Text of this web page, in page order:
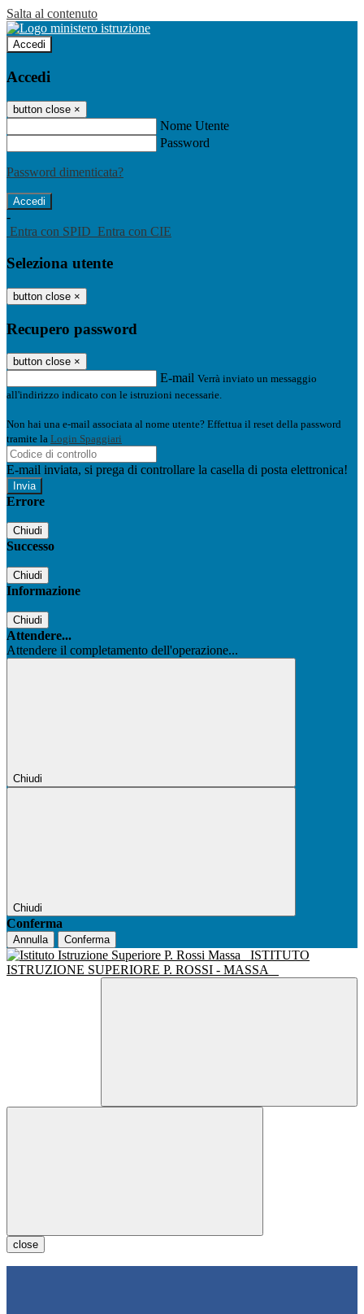
Salta al contenuto
Accedi
Accedi
button close ×
Nome Utente
Password
Password dimenticata?
-
Entra con SPID Entra con CIE
Seleziona utente
button close ×
Recupero password
button close ×
E-mail Verrà inviato un messaggio
all'indirizzo indicato con le istruzioni necessarie.
Non hai una e-mail associata al nome utente? Effettua il reset della password
tramite la Login Spaggiari
E-mail inviata, si prega di controllare la casella di posta elettronica!
Errore
Chiudi
Successo
Chiudi
Informazione
Chiudi
Attendere...
Attendere il completamento dell'operazione...
Chiudi
Chiudi
Conferma
Annulla Conferma
ISTITUTO
ISTRUZIONE SUPERIORE P. ROSSI - MASSA
close